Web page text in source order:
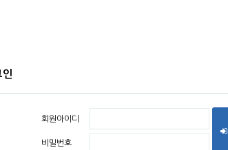
인
회원아이디
비밀번호